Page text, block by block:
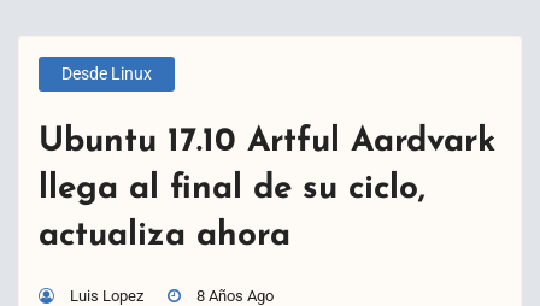
Desde Linux
Ubuntu 17.10 Artful Aardvark
llega al final de su ciclo,
actualiza ahora
Luis Lopez 8 Años Ago